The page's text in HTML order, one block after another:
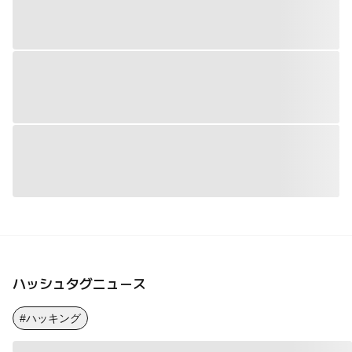
ハッシュタグニュース
#ハッキング